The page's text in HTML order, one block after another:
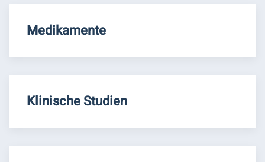
Medikamente
Klinische Studien